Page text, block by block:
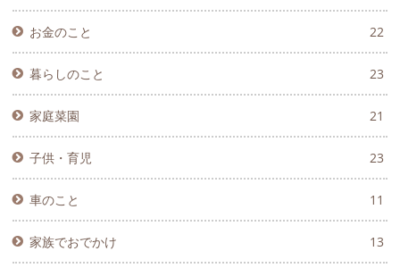
お金のこと 22
暮らしのこと 23
家庭菜園 21
子供・育児 23
車のこと 11
家族でおでかけ 13